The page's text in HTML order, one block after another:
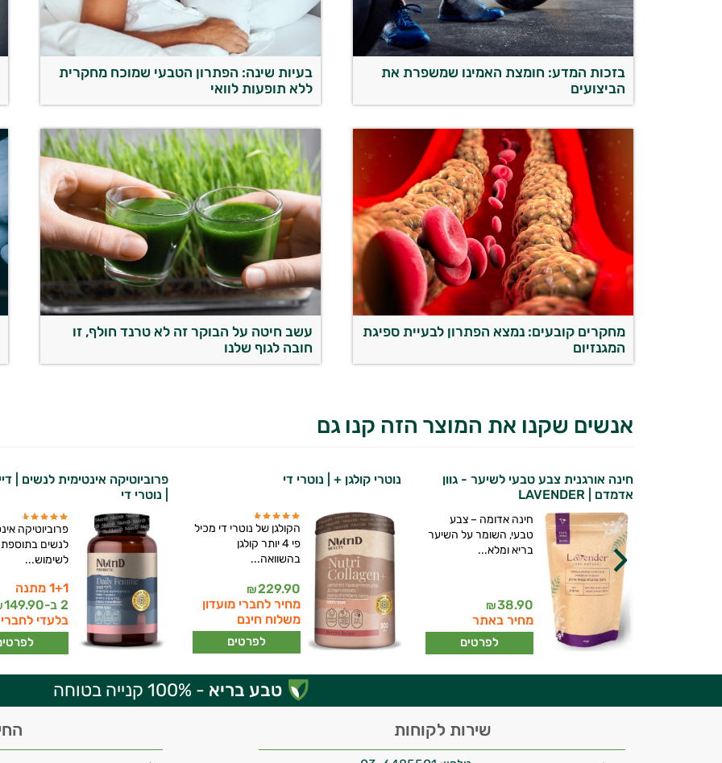
בזכות המדע: חומצת האמינו שמשפרת את
הביצועים
בעיות שינה: הפתרון הטבעי שמוכח מחקרית
ללא תופעות לוואי
מחקרים קובעים: נמצא הפתרון לבעיית ספיגת
המגנזיום
עשב חיטה על הבוקר זה לא טרנד חולף, זו
חובה לגוף שלנו
אנשים שקנו את המוצר הזה קנו גם
חינה אורגנית צבע טבעי לשיער - גוון
אדמדם | LAVENDER
חינה אדומה – צבע
טבעי, השומר על השיער
בריא ומלא...
38.90
₪
מחיר באתר
לפרטים
נוטרי קולגן + | נוטרי די
הקולגן של נוטרי די מכיל
פי 4 יותר קולגן
בהשוואה...
229.90
₪
מחיר לחברי מועדון
משלוח חינם
לפרטים
פרוביוטיקה אינטימית לנשים |
| נוטרי די
פרוביוטיקה
לנשים בתוספת
לשימוש...
1+1 מתנה
2 ב-
149.90
בלעדי לחברי
טבע בריא - 100% קנייה בטוחה
שירות לקוחות
יועץ בריאות אישי AI